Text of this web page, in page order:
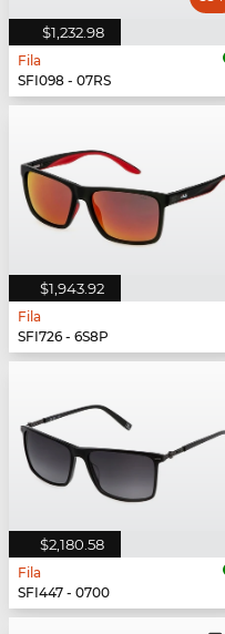
$1,232.98
Fila
SFI098 - 07RS
$1,943.92
Fila
SFI726 - 6S8P
$2,180.58
Fila
SFI447 - 0700